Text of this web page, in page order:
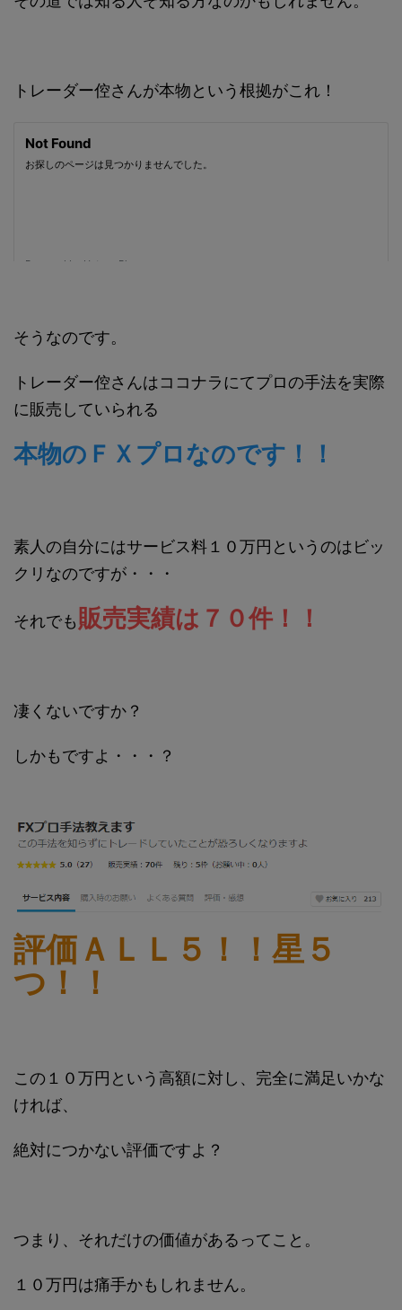
トレーダー倥さんが本物という根拠がこれ！
そうなのです。
トレーダー倥さんはココナラにてプロの手法を実際
に販売していられる
本物のＦＸプロなのです！！
素人の自分にはサービス料１０万円というのはビッ
クリなのですが・・・
それでも販売実績は７０件！！
凄くないですか？
しかもですよ・・・？
評価ＡＬＬ５！！星５
つ！！
この１０万円という高額に対し、完全に満足いかな
ければ、
絶対につかない評価ですよ？
つまり、それだけの価値があるってこと。
１０万円は痛手かもしれません。